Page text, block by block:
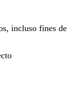
incluso fines de